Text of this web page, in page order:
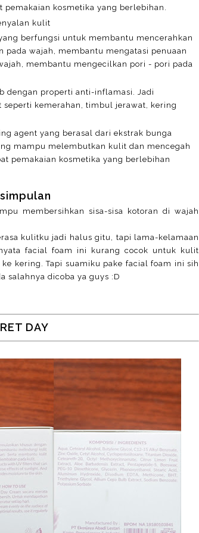
kosmetika yang berlebihan.
kulit
berfungsi untuk membantu mencerahkan
wajah, membantu mengatasi penuaan
membantu mengecilkan pori - pori pada
dengan properti anti-inflamasi. Jadi
kemerahan, timbul jerawat, kering
agent yang berasal dari ekstrak bunga
mampu melembutkan kulit dan mencegah
pemakaian kosmetika yang berlebihan
membersihkan sisa-sisa kotoran di wajah
kulitku jadi halus gitu, tapi lama-kelamaan
facial foam ini kurang cocok untuk kulit
kering. Tapi suamiku pake facial foam ini sih
salahnya dicoba ya guys :D
DAY